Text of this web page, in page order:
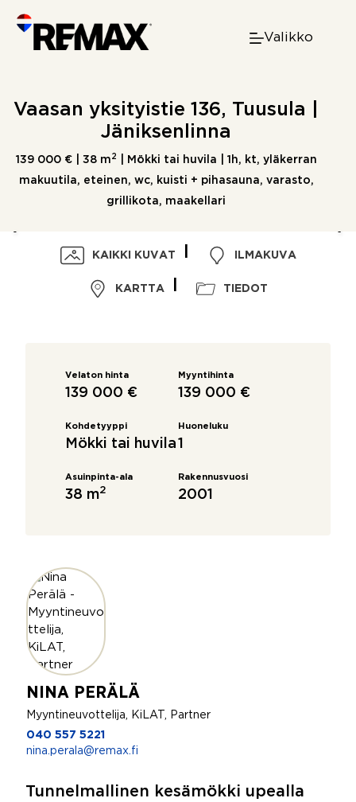
content
Valikko
Vaasan yksityistie 136, Tuusula |
Jäniksenlinna
139 000 € | 38 m 2 | Mökki tai huvila | 1h, kt, yläkerran
makuutila, eteinen, wc, kuisti + pihasauna, varasto,
grillikota, maakellari
KAIKKI KUVAT ILMAKUVA
KARTTA TIEDOT
Velaton hinta
139 000 €
Myyntihinta
139 000 €
Kohdetyyppi
Mökki tai huvila
Huoneluku
1
Asuinpinta-ala
38 m2
Rakennusvuosi
2001
NINA PERÄLÄ
Myyntineuvottelija, KiLAT, Partner
040 557 5221
nina.perala@remax.fi
Tunnelmallinen kesämökki upealla